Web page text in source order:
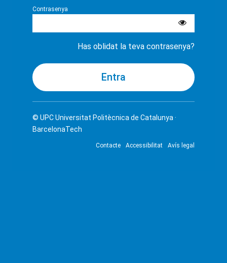
Contrasenya
Has oblidat la teva contrasenya?
© UPCUniversitat Politècnica de Catalunya ·
BarcelonaTech
Contacte Accessibilitat Avís legal